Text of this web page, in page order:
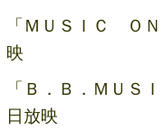
「ＭＵＳＩＣ Ｏ
映
「Ｂ．Ｂ．ＭＵＳ
日放映